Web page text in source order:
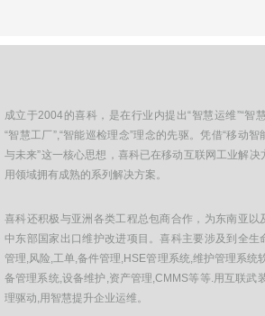
成立于2004的喜科，是在行业内提出“智慧运维”“智
“智慧工厂”,“智能巡检理念”理念的先驱。凭借“移动智
与未来”这一核心思想，喜科已在移动互联网工业解决
用领域拥有成熟的系列解决方案。
喜科还积极与亚洲各类工程总包商合作，为东南亚以
中东部国家出口维护改进项目。喜科主要涉及到全生
管理,风险,工单,备件管理,HSE管理系统,维护管理系统
备管理系统,设备维护,资产管理,CMMS等等.用互联武
理驱动,用智慧提升企业运维。